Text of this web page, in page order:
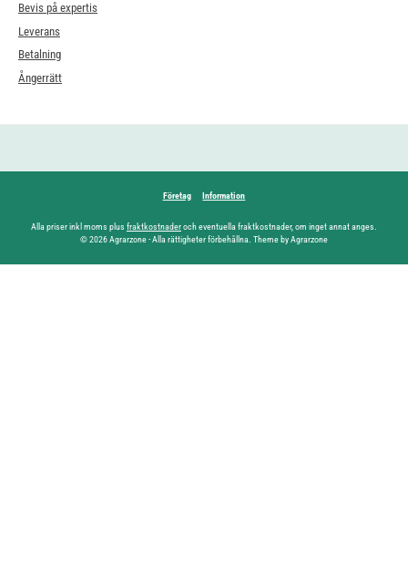
Bevis på expertis
Leverans
Betalning
Ångerrätt
Företag Information
Alla priser inkl moms plus fraktkostnaderoch eventuella fraktkostnader, om inget annat anges.
© 2026 Agrarzone - Alla rättigheter förbehållna. Theme by Agrarzone